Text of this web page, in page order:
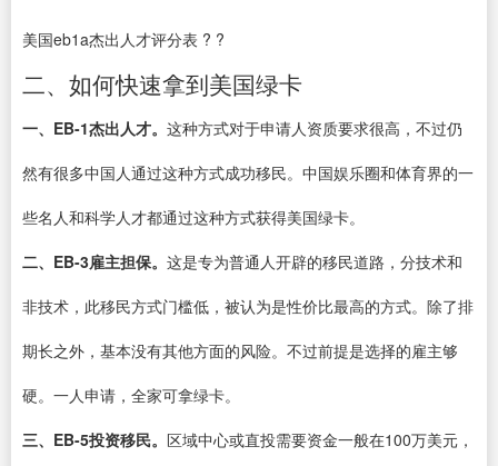
美国eb1a杰出人才评分表 ? ?
二、如何快速拿到美国绿卡
一、EB-1杰出人才。 这种方式对于申请人资质要求很高，不过仍
然有很多中国人通过这种方式成功移民。中国娱乐圈和体育界的一
些名人和科学人才都通过这种方式获得美国绿卡。
二、EB-3雇主担保。 这是专为普通人开辟的移民道路，分技术和
非技术，此移民方式门槛低，被认为是性价比最高的方式。除了排
期长之外，基本没有其他方面的风险。不过前提是选择的雇主够
硬。一人申请，全家可拿绿卡。
三、EB-5投资移民。 区域中心或直投需要资金一般在100万美元，